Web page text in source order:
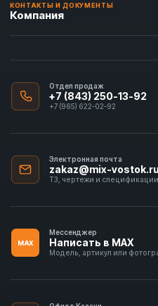
КОНТАКТЫ И ДОКУМЕНТЫ
Компания
Отдел продаж
+7 (843) 250-13-92
+7 (965) 622-02-92
Электронная почта
zakaz@mix-vostok.ru
ТЗ, чертежи и спецификации
MAX
Мессенджер
Написать в MAX
Модель, артикул или